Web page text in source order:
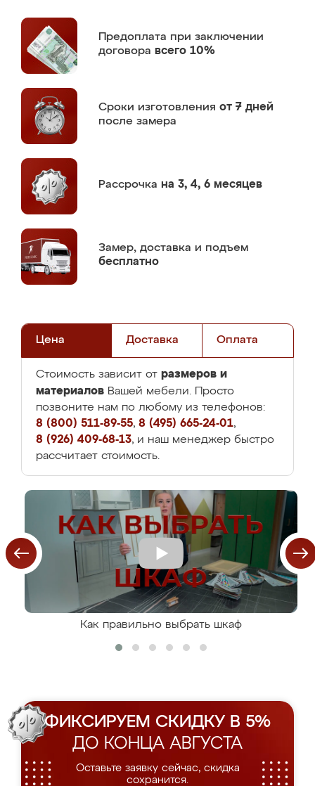
Предоплата при заключении
договора всего 10%
Сроки изготовления от 7 дней
после замера
Рассрочка на 3, 4, 6 месяцев
Замер, доставка и подъем
бесплатно
Цена Доставка Оплата
Стоимость зависит от размеров и
материалов Вашей мебели. Просто
позвоните нам по любому из телефонов:
8 (800) 511-89-55, 8 (495) 665-24-01,
8 (926) 409-68-13, и наш менеджер быстро
рассчитает стоимость.
Как правильно выбрать шкаф
ФИКСИРУЕМ СКИДКУ В 5%
ДО КОНЦА АВГУСТА
Оставьте заявку сейчас, скидка
сохранится.